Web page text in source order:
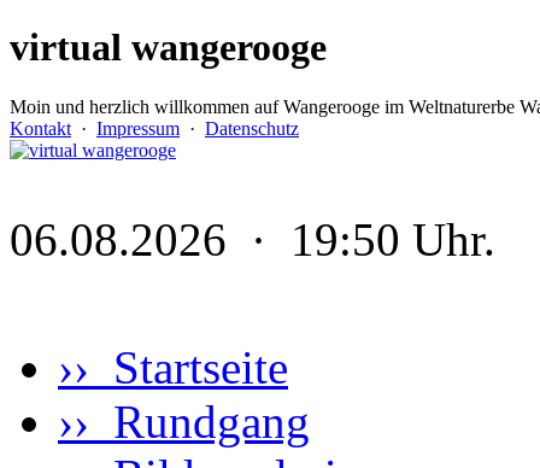
virtual wangerooge
Moin und herzlich willkommen auf Wangerooge im Weltnaturerbe
Kontakt · Impressum · Datenschutz
06.08.2026 · 19:50 Uhr.
›› Startseite
›› Rundgang